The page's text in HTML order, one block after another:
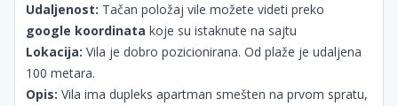
Udaljenost: Tačan položaj vile možete videti preko
google koordinata koje su istaknute na sajtu
Lokacija: Vila je dobro pozicionirana. Od plaže je udaljena
100 metara.
Opis: Vila ima dupleks apartman smešten na prvom spratu,